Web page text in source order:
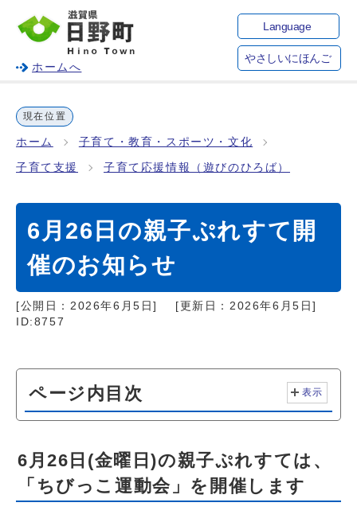
ホームへ
Language
やさしいにほんご
現在位置
ホーム 子育て・教育・スポーツ・文化
子育て支援 子育て応援情報（遊びのひろば）
6月26日の親子ぷれすて開
催のお知らせ
[公開日： 2026年6月5日] [更新日： 2026年6月5日]
ID:8757
ページ内目次 表示
6月26日(金曜日)の親子ぷれすては、
「ちびっこ運動会」を開催します